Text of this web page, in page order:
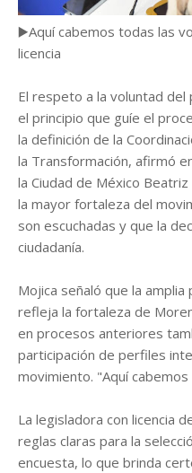
▶️Aquí cabemos todas las
licencia
El respeto a la voluntad
el principio que guíe el
la definición de la
la Transformación, afirmó
la Ciudad de México
la mayor fortaleza del
son escuchadas y que la
ciudadanía.
Mojica señaló que la
refleja la fortaleza de
en procesos anteriores
participación de perfiles
movimiento. "Aquí
La legisladora con licencia
reglas claras para la
encuesta, lo que brinda